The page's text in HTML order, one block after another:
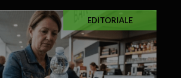
EDITORIALE